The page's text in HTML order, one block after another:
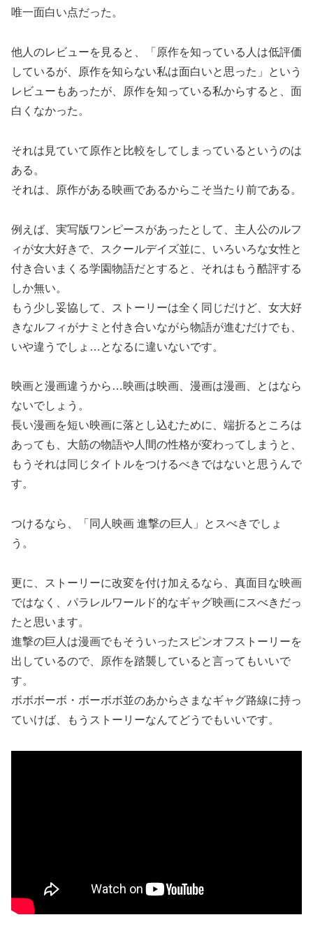
唯一面白い点だった。
他人のレビューを見ると、「原作を知っている人は低評価
しているが、原作を知らない私は面白いと思った」という
レビューもあったが、原作を知っている私からすると、面
白くなかった。
それは見ていて原作と比較をしてしまっているというのは
ある。
それは、原作がある映画であるからこそ当たり前である。
例えば、実写版ワンピースがあったとして、主人公のルフ
ィが女大好きで、スクールデイズ並に、いろいろな女性と
付き合いまくる学園物語だとすると、それはもう酷評する
しか無い。
もう少し妥協して、ストーリーは全く同じだけど、女大好
きなルフィがナミと付き合いながら物語が進むだけでも、
いや違うでしょ…となるに違いないです。
映画と漫画違うから…映画は映画、漫画は漫画、とはなら
ないでしょう。
長い漫画を短い映画に落とし込むために、端折るところは
あっても、大筋の物語や人間の性格が変わってしまうと、
もうそれは同じタイトルをつけるべきではないと思うんで
す。
つけるなら、「同人映画 進撃の巨人」とスべきでしょ
う。
更に、ストーリーに改変を付け加えるなら、真面目な映画
ではなく、パラレルワールド的なギャグ映画にスべきだっ
たと思います。
進撃の巨人は漫画でもそういったスピンオフストーリーを
出しているので、原作を踏襲していると言ってもいいで
す。
ボボボーボ・ボーボボ並のあからさまなギャグ路線に持っ
ていけば、もうストーリーなんてどうでもいいです。